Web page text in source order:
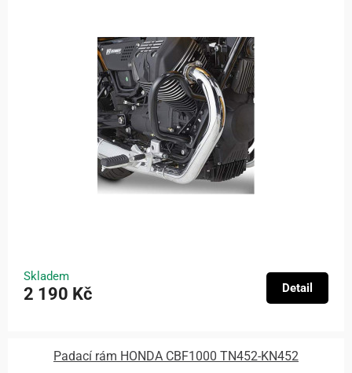
Skladem
2 190 Kč Detail
Padací rám HONDA CBF1000 TN452-KN452